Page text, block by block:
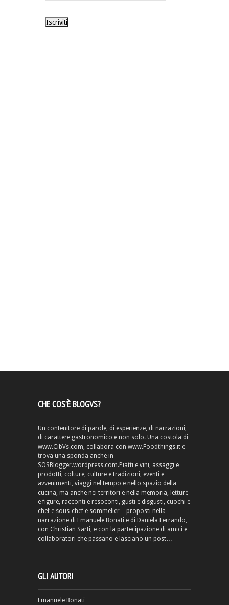
CHE COS’È BLOGVS?
Un contenitore di parole, di esperienze, di narrazioni,
di carattere gastronomico e non solo. Una costola di
www.CibVs.com, collabora con www.Foodthings.it e
trova una sponda anche in
SOSBlogger.wordpress.com.Piatti e vini, assaggi e
prodotti, colture, culture e tradizioni, eventi e
avvenimenti, viaggi nel tempo e nello spazio della
cucina, ma anche nei territori e nella memoria, letture
e figure, racconti e resoconti, gusti e disgusti, cuochi e
chef e sous-chef e sommelier – proposti nella
narrazione di Emanuele Bonati e di Daniela Ferrando,
con Christian Sarti, e con la partecipazione di amici e
collaboratori che passano e lasciano un post…
GLI AUTORI
Emanuele Bonati